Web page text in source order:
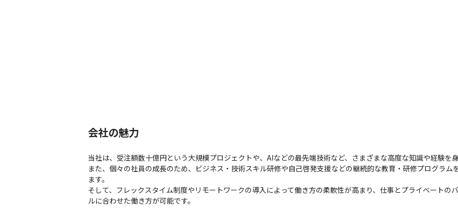
会社の魅力
当社は、受注額数十億円という大規模プロジェクトや、AIなどの最先端技術など、さまざまな高度な知識や経験を
また、個々の社員の成長のため、ビジネス・技術スキル研修や自己啓発支援などの継続的な教育・研修プログラム
ます。
そして、フレックスタイム制度やリモートワークの導入によって働き方の柔軟性が高まり、仕事とプライベートの
ルに合わせた働き方が可能です。